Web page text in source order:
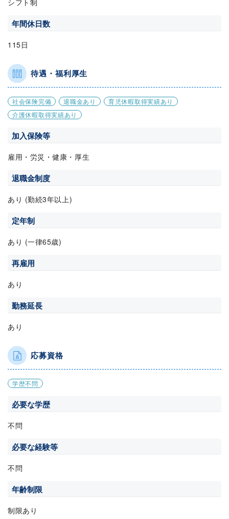
シフト制
年間休日数
115日
待遇・福利厚生
社会保険完備 退職金あり
育児休暇取得実績あり
介護休暇取得実績あり
加入保険等
雇用・労災・健康・厚生
退職金制度
あり (勤続3年以上)
定年制
あり (一律65歳)
再雇用
あり
勤務延長
あり
応募資格
学歴不問
必要な学歴
不問
必要な経験等
不問
年齢制限
制限あり